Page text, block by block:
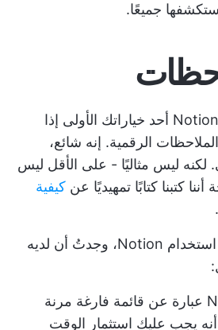
من المرجح أن يكون Notion أحد خياراتك الأولى إذا
الرقمية. إنه شائع،
ليس مثاليًا - على الأقل ليس
كتبنا كتابًا تمهيديًا عن كيفية
.
من خلال تجربتي في استخدام Notion، وجدتُ أن لديه
: Notion عبارة عن قائمة فارغة مرنة
أنه يجب عليك استثمار الوقت